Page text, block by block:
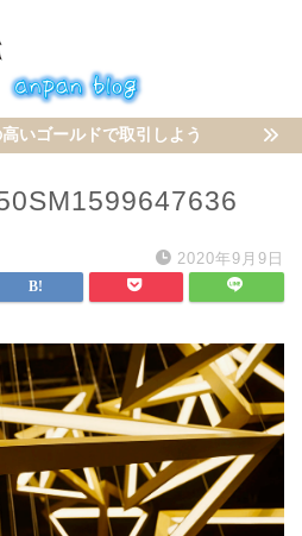
いゴールドで取引しよう
2020年9月9日